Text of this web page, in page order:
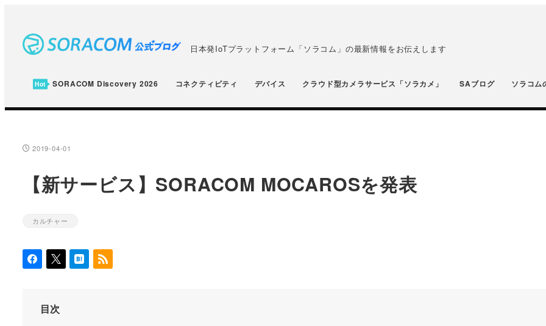
ン
日本発IoTプラットフォーム「ソラコム」の最新情報をお伝えします
SORACOM Discovery 2026 コネクティビティ デバイス クラウド型カメラサービス「ソラカメ」 SAブログ ソラコム
投稿日
2019-04-01
【新サービス】SORACOM MOCAROSを発表
カテゴリー
カルチャー
目次